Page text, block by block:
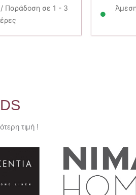
8.80€.
Παράδοση σε 1 - 3
τιμή !